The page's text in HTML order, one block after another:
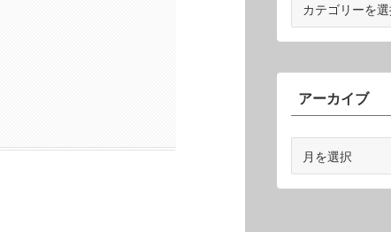
ゴ
ー
アーカイブ
カ